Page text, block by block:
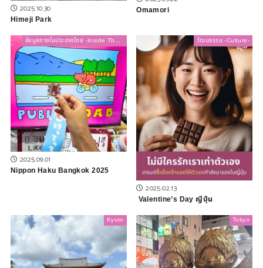
2025.10.30
Himeji Park
Omamori
ข้อมูลภายในประเทศไทย -Inside Thailand-
2025.09.01
Nippon Haku Bangkok 2025
วัฒนธรรม -Culture-
2025.02.13
Valentine’s Day ญีปุ่น
Kyoto Tokyo